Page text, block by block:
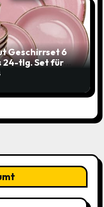
Geschirrset 6
24-tlg. Set für